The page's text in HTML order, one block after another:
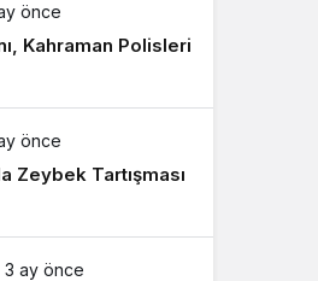
seçin.
seçin.
önce
Kahraman Polisleri
önce
Zeybek Tartışması
3 ay önce